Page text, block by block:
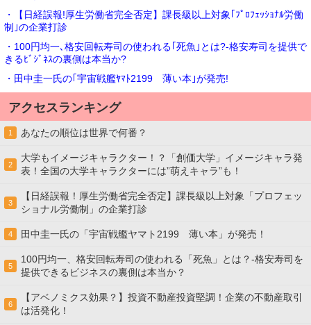
・【日経誤報!厚生労働省完全否定】課長級以上対象｢ﾌﾟﾛﾌｪｯｼｮﾅﾙ労働
制｣の企業打診
・100円均一､格安回転寿司の使われる｢死魚｣とは?-格安寿司を提供で
きるﾋﾞｼﾞﾈｽの裏側は本当か?
・田中圭一氏の｢宇宙戦艦ﾔﾏﾄ2199 薄い本｣が発売!
アクセスランキング
1 あなたの順位は世界で何番？
2
大学もイメージキャラクター！？「創価大学」イメージキャラ発
表！全国の大学キャラクターには”萌えキャラ”も！
3
【日経誤報！厚生労働省完全否定】課長級以上対象「プロフェッ
ショナル労働制」の企業打診
4 田中圭一氏の「宇宙戦艦ヤマト2199 薄い本」が発売！
5
100円均一、格安回転寿司の使われる「死魚」とは？-格安寿司を
提供できるビジネスの裏側は本当か？
6
【アベノミクス効果？】投資不動産投資堅調！企業の不動産取引
は活発化！